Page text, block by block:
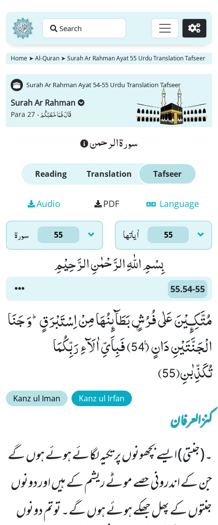
Search Go
Home ➤ Al-Quran ➤ Surah Ar Rahman Ayat 55 Urdu Translation Tafseer
Surah Ar Rahman Ayat 54-55 Urdu Translation Tafseer
Surah Ar Rahman
Para 27 -قَالَ فَمَا خَطْبُكُمْ
سورة الرحمن
Reading Translation Tafseer
Audio PDF Language
سورۃ 55 اٰياتها 55
بِسْمِ اللّٰهِ الرَّحْمٰنِ الرَّحِیْمِ
55.54-55
مُتَّكِـٕیْنَ عَلٰى فُرُشٍۭ بَطَآىٕنُهَا مِنْ اِسْتَبْرَقٍؕ-وَ جَنَا
الْجَنَّتَیْنِ دَانٍۚ (54) فَبِاَیِّ اٰلَآءِ رَبِّكُمَا
تُكَذِّبٰنِ(55)
Kanz ul Iman Kanz ul Irfan
کنزالعرفان
۔(جنتی) ایسے بچھونوں پر تکیہ لگائے ہوئے ہوں گے
جن کے اندرونی حصے موٹے ریشم کے ہیں اور دونوں
جنتوں کے پھل جھکے ہوئے ہوں گے۔ توتم دونوں